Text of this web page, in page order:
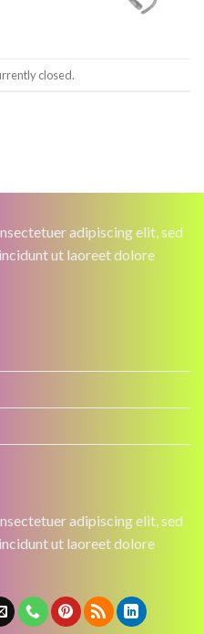
closed.
adipiscing elit, sed
ut laoreet dolore
adipiscing elit, sed
ut laoreet dolore